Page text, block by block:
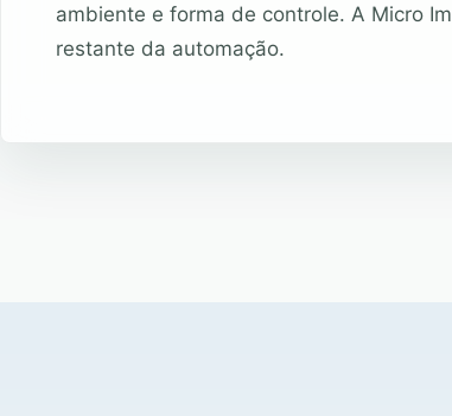
ambiente e forma de controle. A Micro
restante da automação.